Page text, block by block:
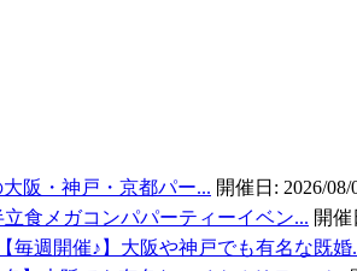
阪・神戸・京都パー... 開催日: 2026/08/
食メガコンパパーティーイベン... 開催
週開催♪】大阪や神戸でも有名な既婚